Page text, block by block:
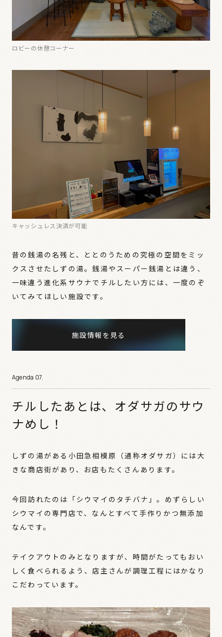
ロビーの休憩コーナー
キャッシュレス決済が可能
昔の銭湯の名残と、ととのうための究極の空間をミッ
クスさせたしずの湯。銭湯やスーパー銭湯とは違う、
一味違う進化系サウナでチルしたい方には、一度のぞ
いてみてほしい施設です。
施設情報を見る
チルしたあとは、オダサガのサウ
ナめし！
しずの湯がある小田急相模原（通称オダサガ）には大
きな商店街があり、お店もたくさんあります。
今回訪れたのは「シウマイのタチバナ」。めずらしい
シウマイの専門店で、なんとすべて手作りかつ無添加
なんです。
テイクアウトのみとなりますが、時間がたってもおい
しく食べられるよう、店主さんが調理工程にはかなり
こだわっています。